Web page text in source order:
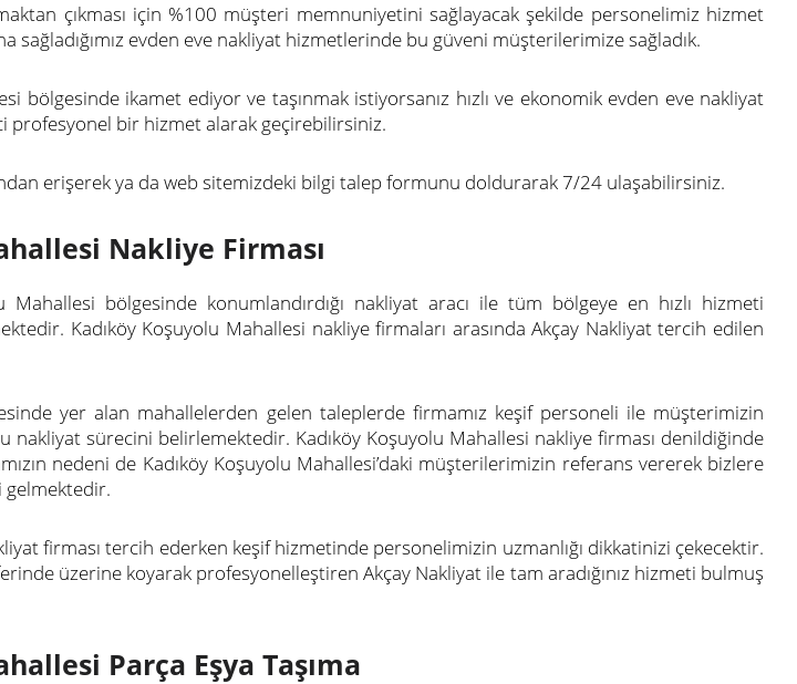
çıkması için %100 müşteri memnuniyetini sağlayacak şekilde personelimiz hizmet
sağladığımız evden eve nakliyat hizmetlerinde bu güveni müşterilerimize sağladık.
bölgesinde ikamet ediyor ve taşınmak istiyorsanız hızlı ve ekonomik evden eve nakliyat
profesyonel bir hizmet alarak geçirebilirsiniz.
erişerek ya da web sitemizdeki bilgi talep formunu doldurarak 7/24 ulaşabilirsiniz.
Nakliye Firması
Mahallesi bölgesinde konumlandırdığı nakliyat aracı ile tüm bölgeye en hızlı hizmeti
Kadıköy Koşuyolu Mahallesi nakliye firmaları arasında Akçay Nakliyat tercih edilen
yer alan mahallelerden gelen taleplerde firmamız keşif personeli ile müşterimizin
nakliyat sürecini belirlemektedir. Kadıköy Koşuyolu Mahallesi nakliye firması denildiğinde
nedeni de Kadıköy Koşuyolu Mahallesi’daki müşterilerimizin referans vererek bizlere
gelmektedir.
firması tercih ederken keşif hizmetinde personelimizin uzmanlığı dikkatinizi çekecektir.
üzerine koyarak profesyonelleştiren Akçay Nakliyat ile tam aradığınız hizmeti bulmuş
Parça Eşya Taşıma